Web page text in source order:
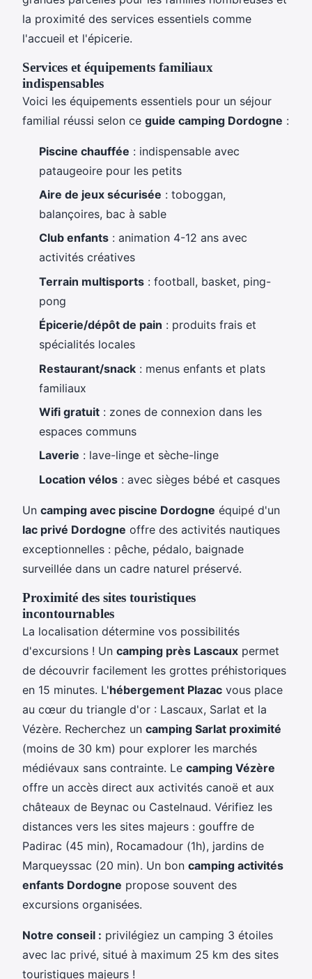
la proximité des services essentiels comme
l'accueil et l'épicerie.
Services et équipements familiaux
indispensables
Voici les équipements essentiels pour un séjour
familial réussi selon ce guide camping Dordogne :
Piscine chauffée : indispensable avec
pataugeoire pour les petits
Aire de jeux sécurisée : toboggan,
balançoires, bac à sable
Club enfants : animation 4-12 ans avec
activités créatives
Terrain multisports : football, basket, ping-
pong
Épicerie/dépôt de pain : produits frais et
spécialités locales
Restaurant/snack : menus enfants et plats
familiaux
Wifi gratuit : zones de connexion dans les
espaces communs
Laverie : lave-linge et sèche-linge
Location vélos : avec sièges bébé et casques
Un camping avec piscine Dordogne équipé d'un
lac privé Dordogne offre des activités nautiques
exceptionnelles : pêche, pédalo, baignade
surveillée dans un cadre naturel préservé.
Proximité des sites touristiques
incontournables
La localisation détermine vos possibilités
d'excursions ! Un camping près Lascaux permet
de découvrir facilement les grottes préhistoriques
en 15 minutes. L'hébergement Plazac vous place
au cœur du triangle d'or : Lascaux, Sarlat et la
Vézère. Recherchez un camping Sarlat proximité
(moins de 30 km) pour explorer les marchés
médiévaux sans contrainte. Le camping Vézère
offre un accès direct aux activités canoë et aux
châteaux de Beynac ou Castelnaud. Vérifiez les
distances vers les sites majeurs : gouffre de
Padirac (45 min), Rocamadour (1h), jardins de
Marqueyssac (20 min). Un bon camping activités
enfants Dordogne propose souvent des
excursions organisées.
Notre conseil : privilégiez un camping 3 étoiles
avec lac privé, situé à maximum 25 km des sites
touristiques majeurs !